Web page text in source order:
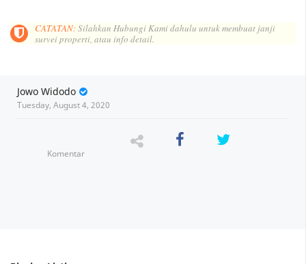
CATATAN:Silahkan Hubungi Kami dahulu untuk membuat janji
survei properti, atau info detail.
Jowo Widodo
Tuesday, August 4, 2020
Komentar